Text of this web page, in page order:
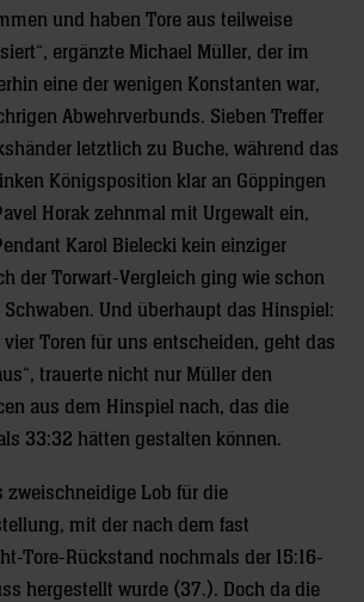
und haben Tore aus teilweise
ergänzte Michael Müller, der im
eine der wenigen Konstanten war,
Abwehrverbunds. Sieben Treffer
letztlich zu Buche, während das
Königsposition klar an Göppingen
Horak zehnmal mit Urgewalt ein,
Karol Bielecki kein einziger
der Torwart-Vergleich ging wie schon
Und überhaupt das Hinspiel:
vier Toren für uns entscheiden, geht das
trauerte nicht nur Müller den
aus dem Hinspiel nach, das die
33:32 hätten gestalten können.
zweischneidige Lob für die
mit der nach dem fast
Tore-Rückstand nochmals der 15:16-
hergestellt wurde (37.). Doch da die